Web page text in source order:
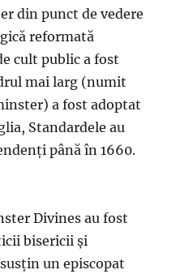
din punct de vedere
reformată
cult public a fost
mai larg (numit
a fost adoptat
Standardele au
până în 1660.
Divines au fost
bisericii și
un episcopat